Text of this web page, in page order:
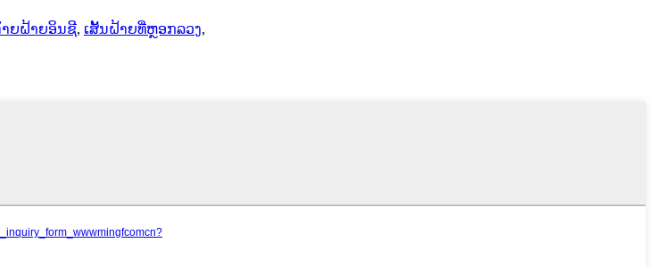
າຍຝ້າຍອິນຊີ, ເສັ້ນຝ້າຍທີ່ຫຼອກລວງ,